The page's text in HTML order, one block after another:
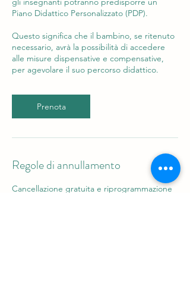
Piano Didattico Personalizzato (PDP).
Questo significa che il bambino, se ritenuto
necessario, avrà la possibilità di accedere
alle misure dispensative e compensative,
per agevolare il suo percorso didattico.
Prenota
Regole di annullamento
Cancellazione gratuita e riprogrammazione